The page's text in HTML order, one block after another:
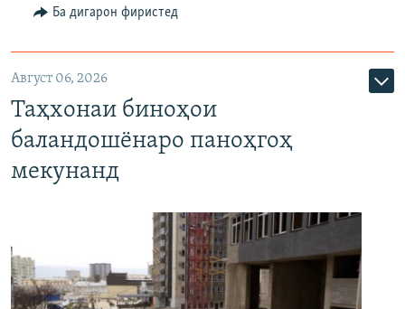
Ба дигарон фиристед
Август 06, 2026
Таҳхонаи биноҳои
баландошёнаро паноҳгоҳ
мекунанд